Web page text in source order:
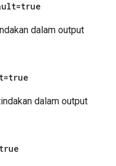
dalam output
dalam output